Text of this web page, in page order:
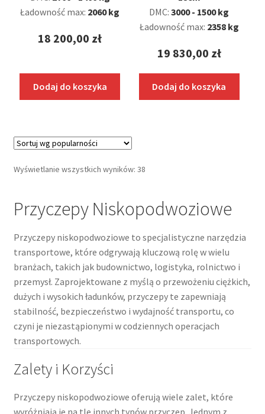
Ładowność max: 2060 kg
18 200,00 zł
Dodaj do koszyka
DMC:3000 - 1500 kg
Ładowność max: 2358 kg
19 830,00 zł
Dodaj do koszyka
Wyświetlanie wszystkich wyników: 38Posortowane
Przyczepy Niskopodwoziowe
Przyczepy niskopodwoziowe to specjalistyczne narzędzia
transportowe, które odgrywają kluczową rolę w wielu
branżach, takich jak budownictwo, logistyka, rolnictwo i
przemysł. Zaprojektowane z myślą o przewożeniu ciężkich,
dużych i wysokich ładunków, przyczepy te zapewniają
stabilność, bezpieczeństwo i wydajność transportu, co
czyni je niezastąpionymi w codziennych operacjach
transportowych.
Zalety i Korzyści
Przyczepy niskopodwoziowe oferują wiele zalet, które